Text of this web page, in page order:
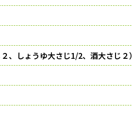
、しょうゆ大さじ1/2、酒大さじ２）